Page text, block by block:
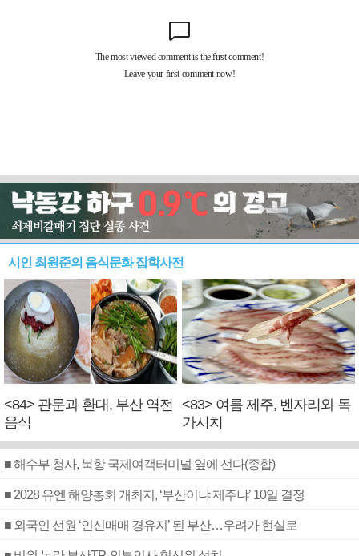
시인 최원준의 음식문화 잡학사전
<84> 관문과 환대, 부산 역전
음식
<83> 여름 제주, 벤자리와 독
가시치
■ 해수부 청사, 북항 국제여객터미널 옆에 선다(종합)
■ 2028 유엔 해양총회 개최지, ‘부산이냐 제주냐’ 10일 결정
■ 외국인 선원 ‘인신매매 경유지’ 된 부산…우려가 현실로